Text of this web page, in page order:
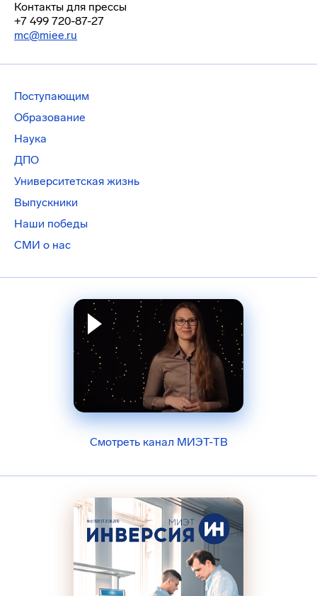
Контакты для прессы
+7 499 720-87-27
mc@miee.ru
Поступающим
Образование
Наука
ДПО
Университетская жизнь
Выпускники
Наши победы
СМИ о нас
Смотреть канал МИЭТ-ТВ